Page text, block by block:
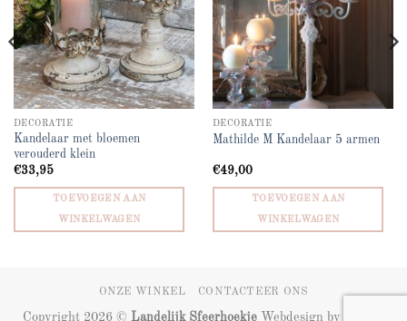
DECORATIE
Kandelaar met bloemen
verouderd klein
€33,95
TOEVOEGEN AAN
WINKELWAGEN
DECORATIE
Mathilde M Kandelaar 5 armen
€49,00
TOEVOEGEN AAN
WINKELWAGEN
ONZE WINKEL CONTACTEER ONS
Copyright 2026 © Landelijk Sfeerhoekje Webdesign by